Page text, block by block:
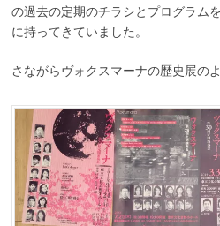
の過去の定期のチラシとプログラム
に持ってきていました。
さながらヴォクスマーナの歴史展の